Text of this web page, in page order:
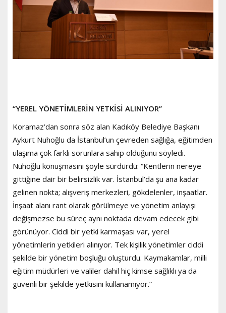
“YEREL YÖNETİMLERİN YETKİSİ ALINIYOR”
Koramaz’dan sonra söz alan Kadıköy Belediye Başkanı
Aykurt Nuhoğlu da İstanbul’un çevreden sağlığa, eğitimden
ulaşıma çok farklı sorunlara sahip olduğunu söyledi.
Nuhoğlu konuşmasını şöyle sürdürdü: “Kentlerin nereye
gittiğine dair bir belirsizlik var. İstanbul’da şu ana kadar
gelinen nokta; alışveriş merkezleri, gökdelenler, inşaatlar.
İnşaat alanı rant olarak görülmeye ve yönetim anlayışı
değişmezse bu süreç aynı noktada devam edecek gibi
görünüyor. Ciddi bir yetki karmaşası var, yerel
yönetimlerin yetkileri alınıyor. Tek kişilik yönetimler ciddi
şekilde bir yönetim boşluğu oluşturdu. Kaymakamlar, milli
eğitim müdürleri ve valiler dahil hiç kimse sağlıklı ya da
güvenli bir şekilde yetkisini kullanamıyor.”